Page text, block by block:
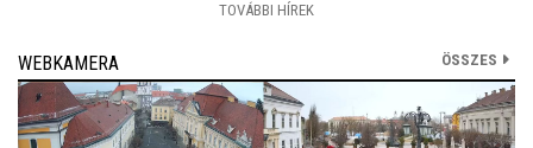
TOVÁBBI HÍREK
WEBKAMERA ÖSSZES